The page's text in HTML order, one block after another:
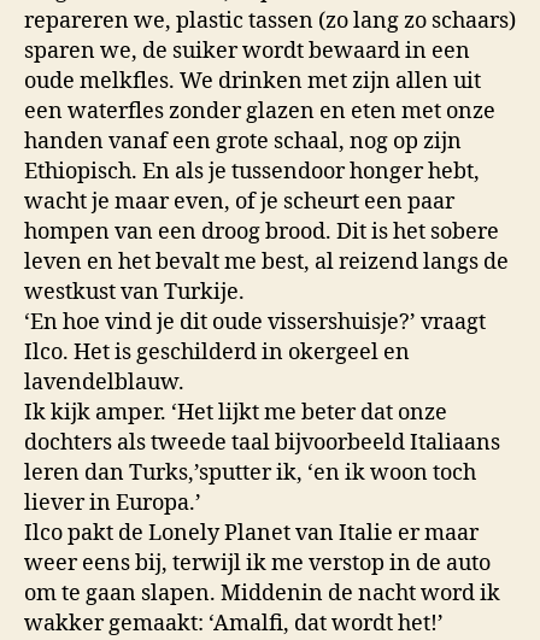
repareren we, plastic tassen (zo lang zo schaars)
sparen we, de suiker wordt bewaard in een
oude melkfles. We drinken met zijn allen uit
een waterfles zonder glazen en eten met onze
handen vanaf een grote schaal, nog op zijn
Ethiopisch. En als je tussendoor honger hebt,
wacht je maar even, of je scheurt een paar
hompen van een droog brood. Dit is het sobere
leven en het bevalt me best, al reizend langs de
westkust van Turkije.
‘En hoe vind je dit oude vissershuisje?’ vraagt
Ilco. Het is geschilderd in okergeel en
lavendelblauw.
Ik kijk amper. ‘Het lijkt me beter dat onze
dochters als tweede taal bijvoorbeeld Italiaans
leren dan Turks,’sputter ik, ‘en ik woon toch
liever in Europa.’
Ilco pakt de Lonely Planet van Italie er maar
weer eens bij, terwijl ik me verstop in de auto
om te gaan slapen. Middenin de nacht word ik
wakker gemaakt: ‘Amalfi, dat wordt het!’